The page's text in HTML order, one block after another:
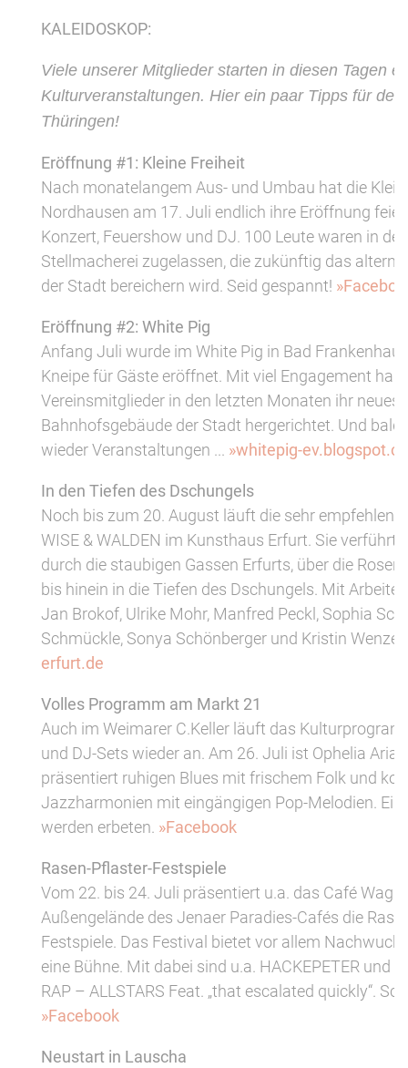
KALEIDOSKOP:
Viele unserer Mitglieder starten in diesen Tagen
Kulturveranstaltungen. Hier ein paar Tipps für
Thüringen!
Eröffnung #1: Kleine Freiheit
Nach monatelangem Aus- und Umbau hat die
Nordhausen am 17. Juli endlich ihre Eröffnung
Konzert, Feuershow und DJ. 100 Leute waren in
Stellmacherei zugelassen, die zukünftig das
der Stadt bereichern wird. Seid gespannt!
Eröffnung #2: White Pig
Anfang Juli wurde im White Pig in Bad
Kneipe für Gäste eröffnet. Mit viel Engagement
Vereinsmitglieder in den letzten Monaten ihr neues
Bahnhofsgebäude der Stadt hergerichtet. Und bald
wieder Veranstaltungen ... »whitepig-
In den Tiefen des Dschungels
Noch bis zum 20. August läuft die sehr
WISE & WALDEN im Kunsthaus Erfurt. Sie verführt
durch die staubigen Gassen Erfurts, über die
bis hinein in die Tiefen des Dschungels. Mit
Jan Brokof, Ulrike Mohr, Manfred Peckl, Sophia
Schmückle, Sonya Schönberger und Kristin
erfurt.de
Volles Programm am Markt 21
Auch im Weimarer C.Keller läuft das
und DJ-Sets wieder an. Am 26. Juli ist Ophelia
präsentiert ruhigen Blues mit frischem Folk und
Jazzharmonien mit eingängigen Pop-Melodien.
werden erbeten. »Facebook
Rasen-Pflaster-Festspiele
Vom 22. bis 24. Juli präsentiert u.a. das Café
Außengelände des Jenaer Paradies-Cafés die
Festspiele. Das Festival bietet vor allem
eine Bühne. Mit dabei sind u.a. HACKEPETER und
RAP – ALLSTARS Feat. „that escalated quickly“.
»Facebook
Neustart in Lauscha